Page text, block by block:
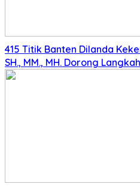
415 Titik Banten Dilanda
SH., MM., MH. Dorong